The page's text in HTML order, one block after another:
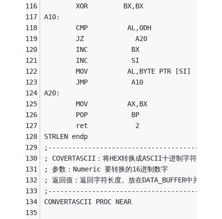
        XOR         BX,BX
A10:
        CMP          AL,0DH
        JZ             A20
        INC           BX
        INC           SI
        MOV          AL,BYTE PTR [SI]
        JMP           A10
A20:
        MOV          AX,BX
        POP           BP
        ret            2
STRLEN endp
; COVERTASCII：将HEX转换成ASCII十进制字符串
; 参数：Numeric 要转换的16进制数字
; 返回值：返回字符长度。放在DATA_BUFFER中并已
CONVERTASCII PROC NEAR